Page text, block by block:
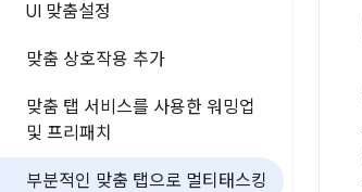
UI 맞춤설정
맞춤 상호작용 추가
맞춤 탭 서비스를 사용한 워밍업
및 프리패치
부분적인 맞춤 탭으로 멀티태스킹